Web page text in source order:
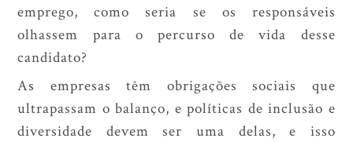
emprego, como seria se os responsáveis
olhassem para o percurso de vida desse
candidato?
As empresas têm obrigações sociais que
ultrapassam o balanço, e políticas de inclusão e
diversidade devem ser uma delas, e isso